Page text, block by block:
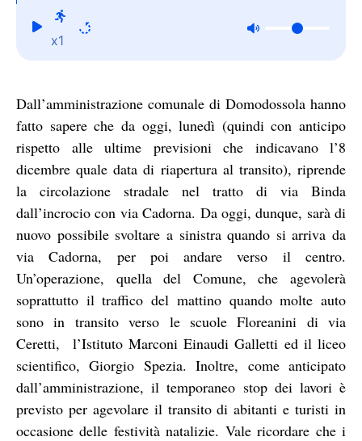
x1
Dall’amministrazione comunale di Domodossola hanno
fatto sapere che da oggi, lunedì (quindi con anticipo
rispetto alle ultime previsioni che indicavano l’8
dicembre quale data di riapertura al transito), riprende
la circolazione stradale nel tratto di via Binda
dall’incrocio con via Cadorna. Da oggi, dunque, sarà di
nuovo possibile svoltare a sinistra quando si arriva da
via Cadorna, per poi andare verso il centro.
Un’operazione, quella del Comune, che agevolerà
soprattutto il traffico del mattino quando molte auto
sono in transito verso le scuole Floreanini di via
Ceretti, l’Istituto Marconi Einaudi Galletti ed il liceo
scientifico, Giorgio Spezia. Inoltre, come anticipato
dall’amministrazione, il temporaneo stop dei lavori è
previsto per agevolare il transito di abitanti e turisti in
occasione delle festività natalizie. Vale ricordare che i